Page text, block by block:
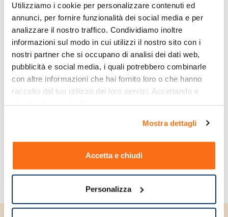
Utilizziamo i cookie per personalizzare contenuti ed
annunci, per fornire funzionalità dei social media e per
analizzare il nostro traffico. Condividiamo inoltre
informazioni sul modo in cui utilizzi il nostro sito con i
nostri partner che si occupano di analisi dei dati web,
pubblicità e social media, i quali potrebbero combinarle
con altre informazioni che hai fornito loro o che hanno
raccolto dal tuo utilizzo dei loro servizi. Accettando e
Mostra dettagli
Accetta e chiudi
Personalizza
-33% PROMO
ialuronico tubo 15
-7% PROMO